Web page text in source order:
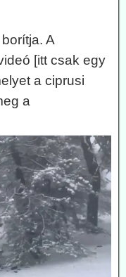
A
[itt csak egy
a ciprusi
a